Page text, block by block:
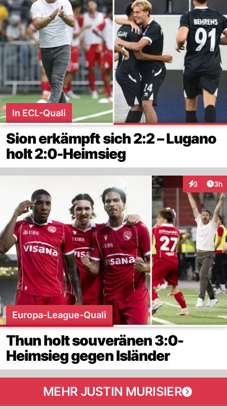
In ECL-Quali
Sion erkämpft sich 2:2 – Lugano
holt 2:0-Heimsieg
3 3h
Europa-League-Quali
Thun holt souveränen 3:0-
Heimsieg gegen Isländer
MEHR JUSTIN MURISIER